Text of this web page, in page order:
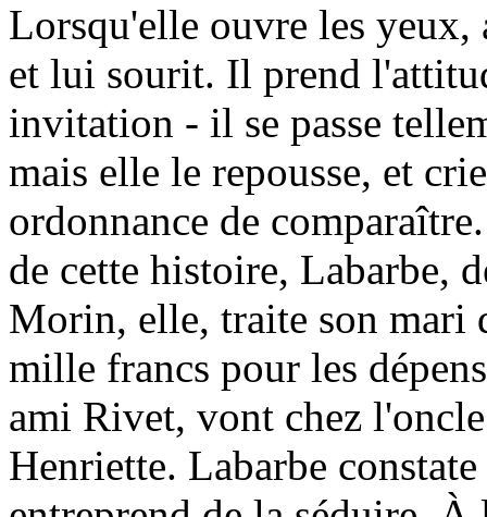
Lorsqu'elle ouvre les
et lui sourit. Il prend
invitation - il se passe
mais elle le repousse, et
ordonnance de
de cette histoire, Labarbe,
Morin, elle, traite son mari
mille francs pour les
ami Rivet, vont chez
Henriette. Labarbe